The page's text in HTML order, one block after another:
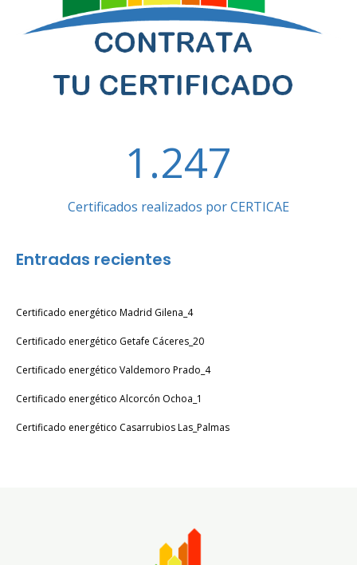
1.247
Certificados realizados por CERTICAE
Entradas recientes
Certificado energético Madrid Gilena_4
Certificado energético Getafe Cáceres_20
Certificado energético Valdemoro Prado_4
Certificado energético Alcorcón Ochoa_1
Certificado energético Casarrubios Las_Palmas